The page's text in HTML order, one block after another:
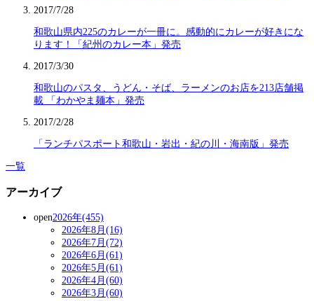
2017/7/28
和歌山県内225のカレーが一冊に。感動的にカレーが好きにな
ります！「紀州のカレー本」発売
2017/3/30
和歌山のパスタ、うどん・そば、ラーメンのお店を213店舗掲
載 「わかやま麺本」発売
2017/2/28
「ランチパスポート和歌山・岩出・紀の川・海南版」発売
一覧
アーカイブ
open2026年(455)
2026年8月(16)
2026年7月(72)
2026年6月(61)
2026年5月(61)
2026年4月(60)
2026年3月(60)